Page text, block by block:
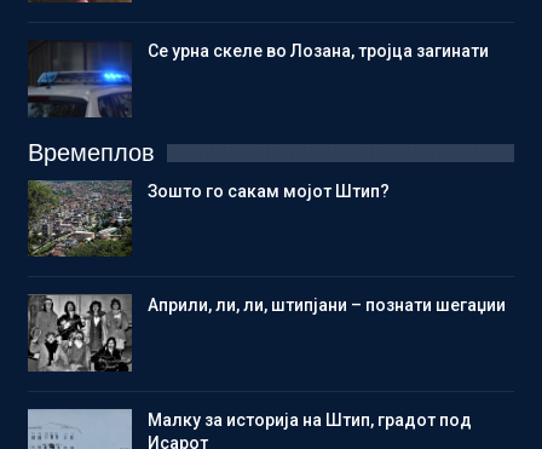
Се урна скеле во Лозана, тројца загинати
Времеплов
Зошто го сакам мојот Штип?
Aприли, ли, ли, штипјани – познати шегаџии
Малку за историја на Штип, градот под
Исарот